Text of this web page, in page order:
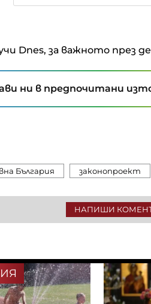
Dnes, за важното през
ни в предпочитани
България законопроект
НАПИШИ